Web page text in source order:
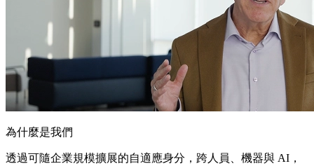
為什麼是我們
透過可隨企業規模擴展的自適應身分，跨人員、機器與 AI，